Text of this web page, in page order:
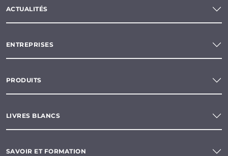
ACTUALITÉS
ENTREPRISES
PRODUITS
LIVRES BLANCS
SAVOIR ET FORMATION